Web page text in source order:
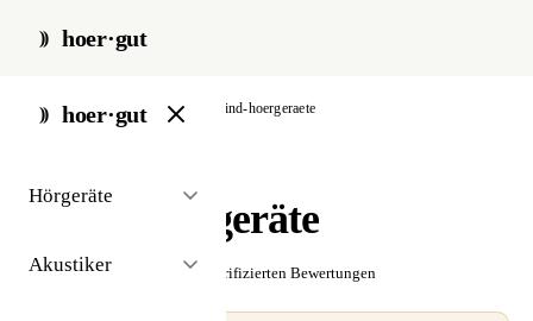
hoer·gut
hoer·gut
Hörgeräte
Akustiker
start / akustiker / berlin kind-hoergeraete
KIND Hörgeräte
☆☆☆☆☆ Noch keine verifizierten Bewertungen